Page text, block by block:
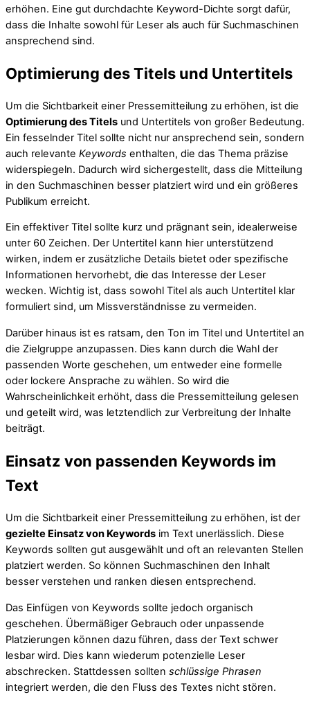
erhöhen. Eine gut durchdachte Keyword-Dichte sorgt dafür,
dass die Inhalte sowohl für Leser als auch für Suchmaschinen
ansprechend sind.
Optimierung des Titels und Untertitels
Um die Sichtbarkeit einer Pressemitteilung zu erhöhen, ist die
Optimierung des Titels und Untertitels von großer Bedeutung.
Ein fesselnder Titel sollte nicht nur ansprechend sein, sondern
auch relevante Keywords enthalten, die das Thema präzise
widerspiegeln. Dadurch wird sichergestellt, dass die Mitteilung
in den Suchmaschinen besser platziert wird und ein größeres
Publikum erreicht.
Ein effektiver Titel sollte kurz und prägnant sein, idealerweise
unter 60 Zeichen. Der Untertitel kann hier unterstützend
wirken, indem er zusätzliche Details bietet oder spezifische
Informationen hervorhebt, die das Interesse der Leser
wecken. Wichtig ist, dass sowohl Titel als auch Untertitel klar
formuliert sind, um Missverständnisse zu vermeiden.
Darüber hinaus ist es ratsam, den Ton im Titel und Untertitel an
die Zielgruppe anzupassen. Dies kann durch die Wahl der
passenden Worte geschehen, um entweder eine formelle
oder lockere Ansprache zu wählen. So wird die
Wahrscheinlichkeit erhöht, dass die Pressemitteilung gelesen
und geteilt wird, was letztendlich zur Verbreitung der Inhalte
beiträgt.
Einsatz von passenden Keywords im
Text
Um die Sichtbarkeit einer Pressemitteilung zu erhöhen, ist der
gezielte Einsatz von Keywords im Text unerlässlich. Diese
Keywords sollten gut ausgewählt und oft an relevanten Stellen
platziert werden. So können Suchmaschinen den Inhalt
besser verstehen und ranken diesen entsprechend.
Das Einfügen von Keywords sollte jedoch organisch
geschehen. Übermäßiger Gebrauch oder unpassende
Platzierungen können dazu führen, dass der Text schwer
lesbar wird. Dies kann wiederum potenzielle Leser
abschrecken. Stattdessen sollten schlüssige Phrasen
integriert werden, die den Fluss des Textes nicht stören.